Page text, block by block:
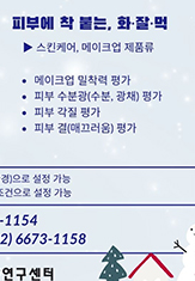
시험/견적의뢰
시험참여